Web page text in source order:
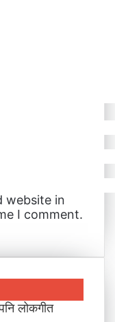
website in
I comment.